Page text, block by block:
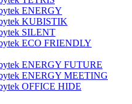
ENERGY
KUBISTIK
SILENT
ECO FRIENDLY
ENERGY FUTURE
ENERGY MEETING
OFFICE HIDE